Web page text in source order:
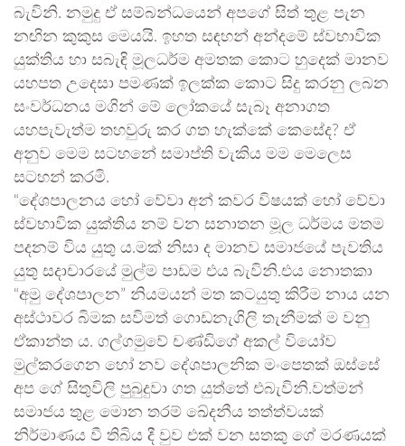
බැවිනි. නමුදු ඒ සම්බන්ධයෙන් අපගේ සිත් තුළ පැන
නඟින කුකුස මෙයයි. ඉහත සඳහන් අන්දමේ ස්වභාවික
යුක්තිය හා සබැඳි මූලධර්ම අමතක කොට හුදෙක් මානව
යහපත උදෙසා පමණක් ඉලක්ක කොට සිදු කරනු ලබන
සංවර්ධනය මගින් මේ ලෝකයේ සැබෑ අනාගත
යහපැවැත්ම තහවුරු කර ගත හැක්කේ කෙසේද? ඒ
අනුව මෙම සටහනේ සමාප්ති වැකිය මම මෙලෙස
සටහන් කරමි.
“දේශපාලනය හෝ වේවා අන් කවර විෂයක් හෝ වේවා
ස්වභාවික යුක්තිය නම් වන සනාතන මූල ධර්මය මතම
පදනම් විය යුතු ය.මක් නිසා ද මානව සමාජයේ පැවතිය
යුතු සදාචාරයේ මුල්ම පාඩම එය බැවිනි.එය නොතකා
“අමු දේශපාලන” නියමයන් මත කටයුතු කිරීම නාය යන
අස්ථාවර බිමක සවිමත් ගොඩනැගිලි තැනීමක් ම වනු
ඒකාන්ත ය. ගල්ගමුවේ චණ්ඩිගේ අකල් වියෝව
මුල්කරගෙන හෝ නව දේශපාලනික මංපෙතක් ඔස්සේ
අප ගේ සිතුවිලි පුබුදුවා ගත යුත්තේ එබැවිනි.වත්මන්
සමාජය තුළ මොන තරම් ඛේදනීය තත්ත්වයක්
නිර්මාණය වී තිබිය දී වුව එක් වන සතකු ගේ මරණයක්